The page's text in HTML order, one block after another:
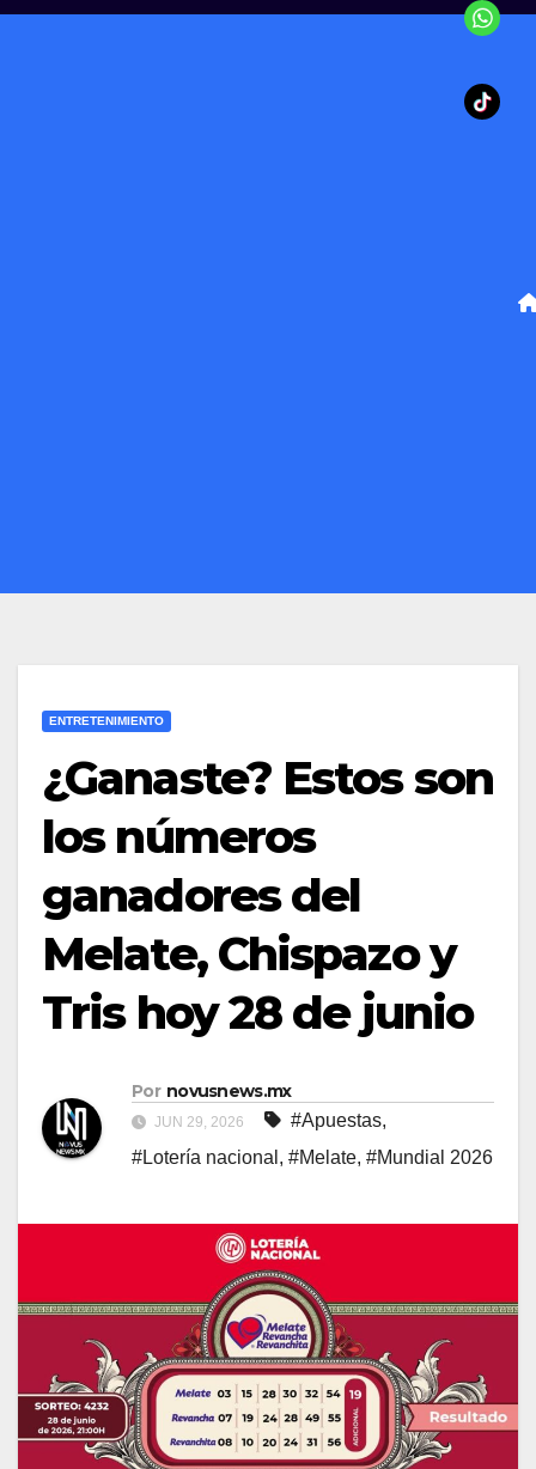
ENTRETENIMIENTO
¿Ganaste? Estos son
los números
ganadores del
Melate, Chispazo y
Tris hoy 28 de junio
Por novusnews.mx
JUN 29, 2026 #Apuestas,
#Lotería nacional , #Melate, #Mundial 2026